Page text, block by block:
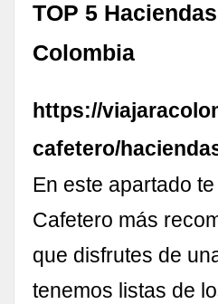
TOP 5
Colombia
https://
cafetero/
En este apartado
Cafetero más
que disfrutes de
tenemos listas de